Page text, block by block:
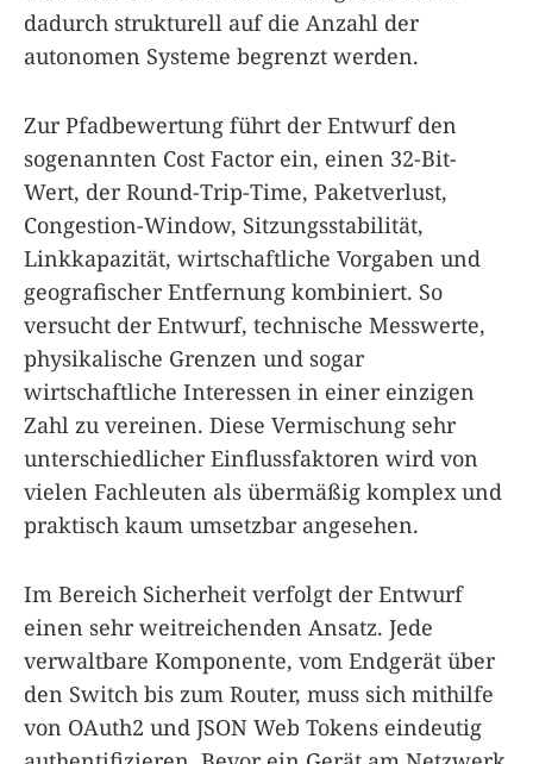
dadurch strukturell auf die Anzahl der
autonomen Systeme begrenzt werden.
Zur Pfadbewertung führt der Entwurf den
sogenannten Cost Factor ein, einen 32-Bit-
Wert, der Round-Trip-Time, Paketverlust,
Congestion-Window, Sitzungsstabilität,
Linkkapazität, wirtschaftliche Vorgaben und
geografischer Entfernung kombiniert. So
versucht der Entwurf, technische Messwerte,
physikalische Grenzen und sogar
wirtschaftliche Interessen in einer einzigen
Zahl zu vereinen. Diese Vermischung sehr
unterschiedlicher Einflussfaktoren wird von
vielen Fachleuten als übermäßig komplex und
praktisch kaum umsetzbar angesehen.
Im Bereich Sicherheit verfolgt der Entwurf
einen sehr weitreichenden Ansatz. Jede
verwaltbare Komponente, vom Endgerät über
den Switch bis zum Router, muss sich mithilfe
von OAuth2 und JSON Web Tokens eindeutig